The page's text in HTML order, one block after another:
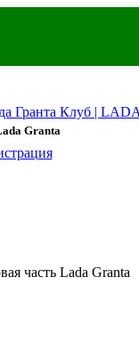
Гранта Клуб |
Granta
часть Lada Granta